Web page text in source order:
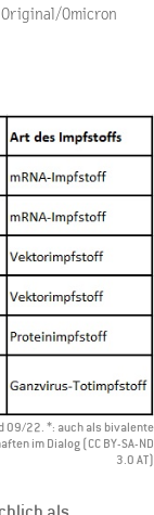
Omicron
09/22. *: auch als bivalente
im Dialog (CC BY-SA-ND
3.0 AT)